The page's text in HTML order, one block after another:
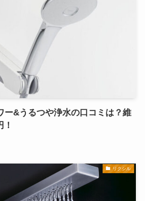
ー&うるつや浄水の口コミは？維
リクシル